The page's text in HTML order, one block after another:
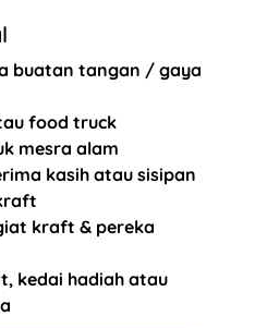
buatan tangan / gaya
food truck
mesra alam
kasih atau sisipan
kraft & pereka
kedai hadiah atau